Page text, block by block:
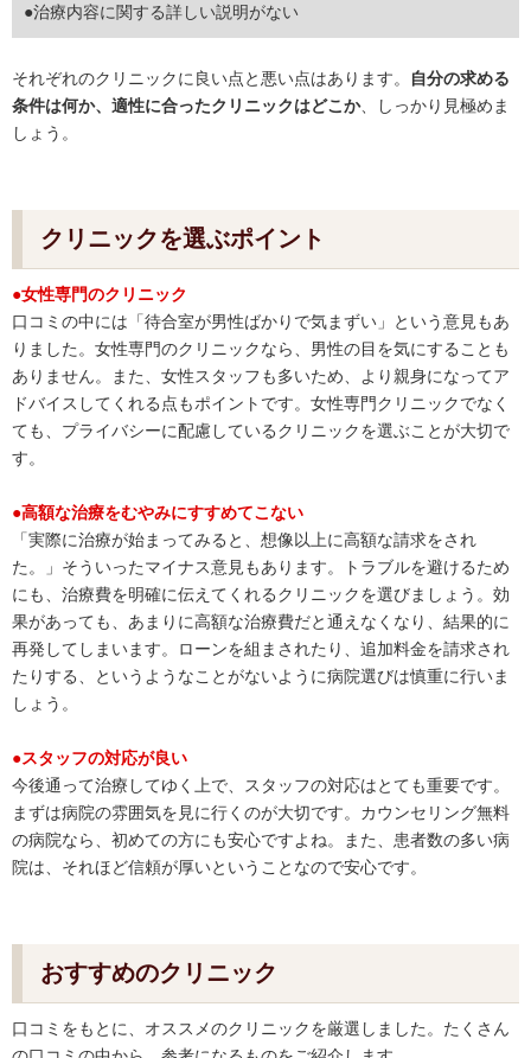
●治療内容に関する詳しい説明がない
それぞれのクリニックに良い点と悪い点はあります。
自分の求める
条件は何か、適性に合ったクリニックはどこか、しっかり見極めま
しょう。
クリニックを選ぶポイント
●女性専門のクリニック
口コミの中には「待合室が男性ばかりで気まずい」という意見もあ
りました。女性専門のクリニックなら、男性の目を気にすることも
ありません。また、女性スタッフも多いため、より親身になってア
ドバイスしてくれる点もポイントです。女性専門クリニックでなく
ても、プライバシーに配慮しているクリニックを選ぶことが大切で
す。
●高額な治療をむやみにすすめてこない
「実際に治療が始まってみると、想像以上に高額な請求をされ
た。」そういったマイナス意見もあります。トラブルを避けるため
にも、治療費を明確に伝えてくれるクリニックを選びましょう。効
果があっても、あまりに高額な治療費だと通えなくなり、結果的に
再発してしまいます。ローンを組まされたり、追加料金を請求され
たりする、というようなことがないように病院選びは慎重に行いま
しょう。
●スタッフの対応が良い
今後通って治療してゆく上で、スタッフの対応はとても重要です。
まずは病院の雰囲気を見に行くのが大切です。カウンセリング無料
の病院なら、初めての方にも安心ですよね。また、患者数の多い病
院は、それほど信頼が厚いということなので安心です。
おすすめのクリニック
口コミをもとに、オススメのクリニックを厳選しました。たくさん